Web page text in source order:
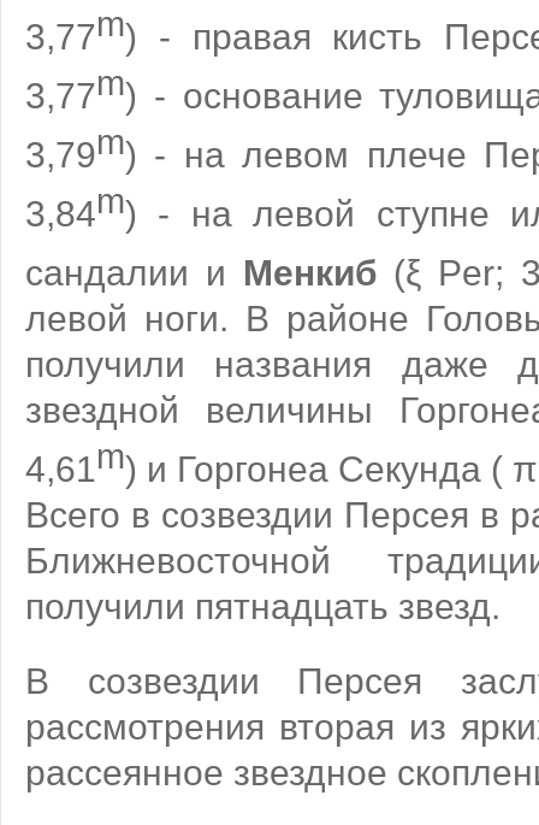
3,77m) - правая кисть
3,77m) - основание
3,79m) - на левом плече
3,84m) - на левой ступне
сандалии и Менкиб (ξ Per;
левой ноги. В районе
получили названия даже
звездной величины
4,61m) и Горгонеа Секунда (
Всего в созвездии Персея в
Ближневосточной
получили пятнадцать звезд.
В созвездии Персея
рассмотрения вторая из
рассеянное звездное